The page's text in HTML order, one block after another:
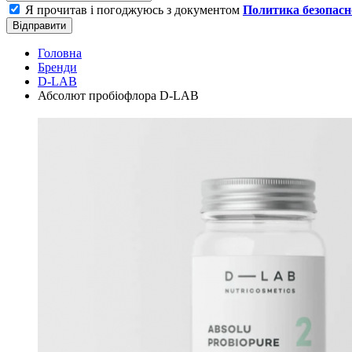
Я прочитав і погоджуюсь з документом Политика
Відправити
Головна
Бренди
D-LAB
Абсолют пробіофлора D-LAB